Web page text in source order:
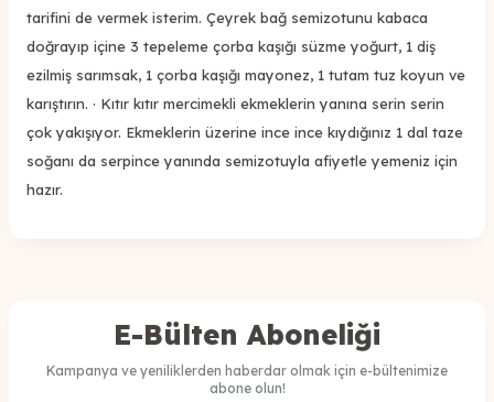
tarifini de vermek isterim. Çeyrek bağ semizotunu kabaca
doğrayıp içine 3 tepeleme çorba kaşığı süzme yoğurt, 1 diş
ezilmiş sarımsak, 1 çorba kaşığı mayonez, 1 tutam tuz koyun ve
karıştırın. · Kıtır kıtır mercimekli ekmeklerin yanına serin serin
çok yakışıyor. Ekmeklerin üzerine ince ince kıydığınız 1 dal taze
soğanı da serpince yanında semizotuyla afiyetle yemeniz için
hazır.
E-Bülten Aboneliği
Kampanya ve yeniliklerden haberdar olmak için e-bültenimize
abone olun!